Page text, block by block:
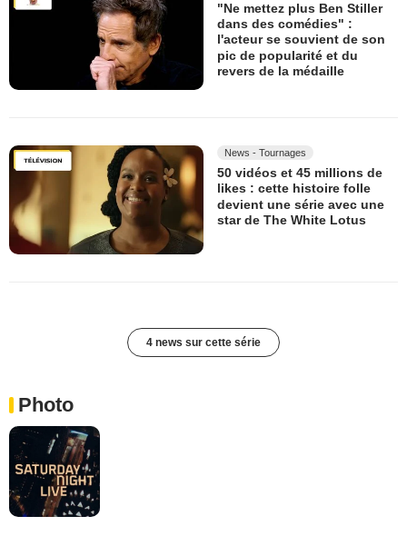
"Ne mettez plus Ben Stiller
dans des comédies" :
l'acteur se souvient de son
pic de popularité et du
revers de la médaille
News - Tournages
50 vidéos et 45 millions de
likes : cette histoire folle
devient une série avec une
star de The White Lotus
4 news sur cette série
Photo